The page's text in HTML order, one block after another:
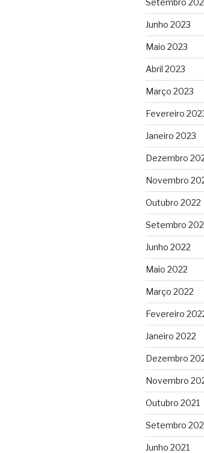
Setembro
Junho 2023
Maio 2023
Abril 2023
Março 2023
Fevereiro
Janeiro 2023
Dezembro
Novembro
Outubro 2022
Setembro
Junho 2022
Maio 2022
Março 2022
Fevereiro
Janeiro 2022
Dezembro
Novembro
Outubro 2021
Setembro
Junho 2021